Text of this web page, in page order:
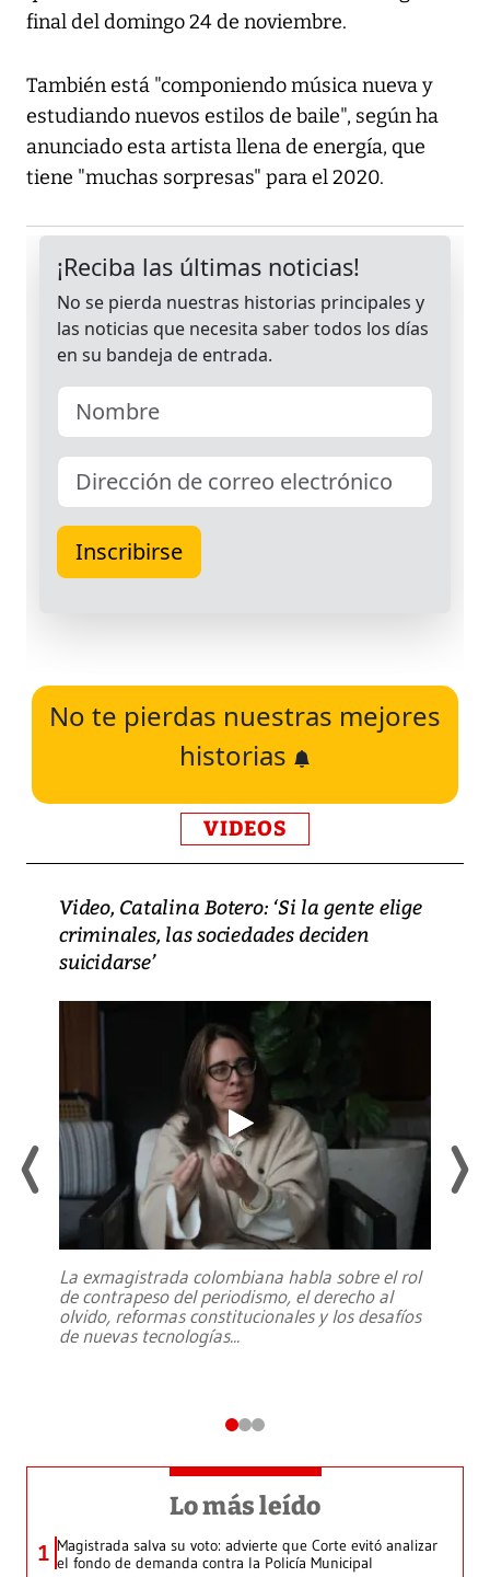
final del domingo 24 de noviembre.
También está "componiendo música nueva y
estudiando nuevos estilos de baile", según ha
anunciado esta artista llena de energía, que
tiene "muchas sorpresas" para el 2020.
No te pierdas nuestras mejores
historias
VIDEOS
Video, Catalina Botero: ‘Si la gente elige
criminales, las sociedades deciden
suicidarse’
La exmagistrada colombiana habla sobre el rol
de contrapeso del periodismo, el derecho al
olvido, reformas constitucionales y los desafíos
de nuevas tecnologías...
Lo más leído
1 Magistrada salva su voto: advierte que Corte evitó analizar
el fondo de demanda contra la Policía Municipal